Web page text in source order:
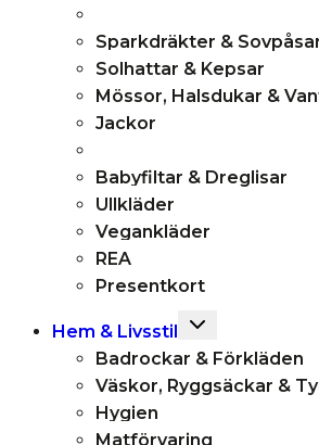
Sparkdräkter &
Solhattar & Kepsar
Mössor, Halsdukar &
Jackor
Babyfiltar & Dreglisar
Ullkläder
Vegankläder
REA
Presentkort
Hem & Livsstil
Toggle
menu
Badrockar & Förkläden
Väskor, Ryggsäckar &
Hygien
Matförvaring